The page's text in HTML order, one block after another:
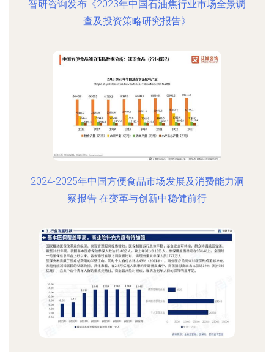
智研咨询发布《2023年中国石油焦行业市场全景调
查及投资策略研究报告》
2024-2025年中国方便食品市场发展及消费能力洞
察报告 在变革与创新中稳健前行